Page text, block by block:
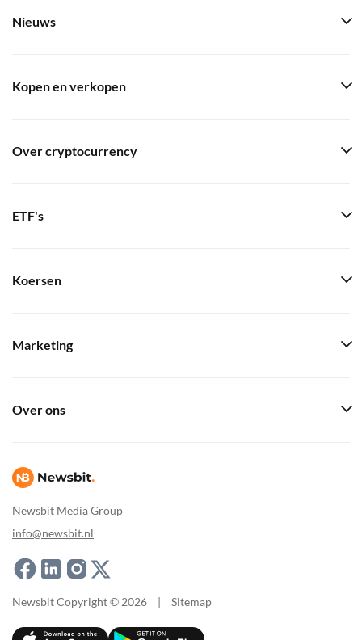
Newsbit Media Group
info@newsbit.nl
Nieuws
Kopen en verkopen
Over cryptocurrency
ETF's
Koersen
Marketing
Over ons
Newsbit Copyright © 2026 | Sitemap